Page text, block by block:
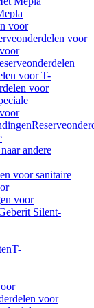
voor
voor
voor T-
voor
andere
voor sanitaire
voor
Silent-
T-
voor